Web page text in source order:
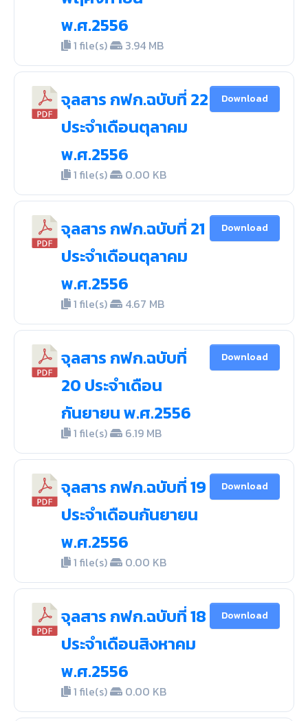
พ.ศ.2556
1 file(s) 3.94 MB
จุลสาร กฟก.ฉบับที่ 22
ประจำเดือนตุลาคม
พ.ศ.2556
1 file(s) 0.00 KB
Download
จุลสาร กฟก.ฉบับที่ 21
ประจำเดือนตุลาคม
พ.ศ.2556
1 file(s) 4.67 MB
Download
จุลสาร กฟก.ฉบับที่
20 ประจำเดือน
กันยายน พ.ศ.2556
1 file(s) 6.19 MB
Download
จุลสาร กฟก.ฉบับที่ 19
ประจำเดือนกันยายน
พ.ศ.2556
1 file(s) 0.00 KB
Download
จุลสาร กฟก.ฉบับที่ 18
ประจำเดือนสิงหาคม
พ.ศ.2556
1 file(s) 0.00 KB
Download